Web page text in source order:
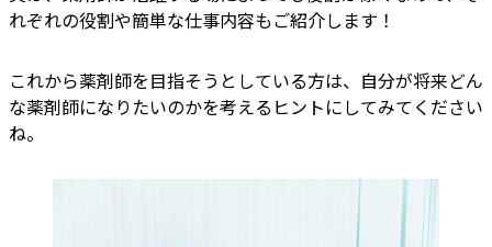
れぞれの役割や簡単な仕事内容もご紹介します！
これから薬剤師を目指そうとしている方は、自分が将来どん
な薬剤師になりたいのかを考えるヒントにしてみてください
ね。